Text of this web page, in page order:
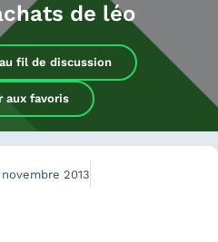
de léo
fil de discussion
aux favoris
2013